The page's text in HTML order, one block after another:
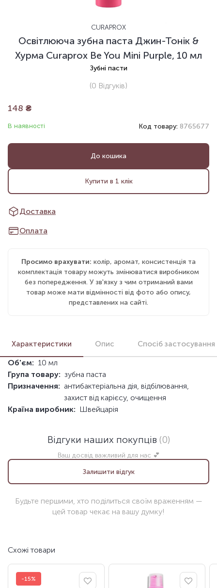
CURAPROX
Освітлююча зубна паста Джин-Тонік &
Хурма Curaprox Be You Mini Purple, 10 мл
Зубні пасти
(0 Відгуків)
148 ₴
В наявності Код товару: 8765677
До кошика
Купити в 1 клік
Доставка
Оплата
Просимо врахувати: колір, аромат, консистенція та
комплектація товару можуть змінюватися виробником
без попередження. У зв'язку з чим отриманий вами
товар може мати відмінності від фото або опису,
представлених на сайті.
Характеристики Опис Спосіб застосування
Об'єм: 10 мл
Група товару: зубна паста
Призначення: антибактеріальна дія, відбілювання,
захист від карієсу, очищення
Країна виробник: Швейцарія
Відгуки наших покупців (0)
Ваш досвід важливий для нас 💕
Залишити відгук
Будьте першими, хто поділиться своїм враженням —
цей товар чекає на вашу думку!
Схожі товари
-15%